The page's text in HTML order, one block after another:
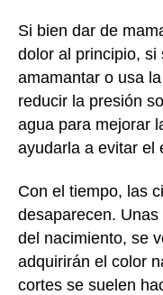
Si bien dar de
dolor al principio, si
amamantar o usa
reducir la presión
agua para mejorar
ayudarla a evitar el
Con el tiempo, las
desaparecen.
del nacimiento, se
adquirirán el color
cortes se suelen